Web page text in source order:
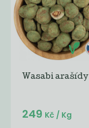
Wasabi arašídy
249 Kč / Kg